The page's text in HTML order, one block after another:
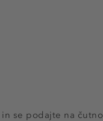
se podajte na